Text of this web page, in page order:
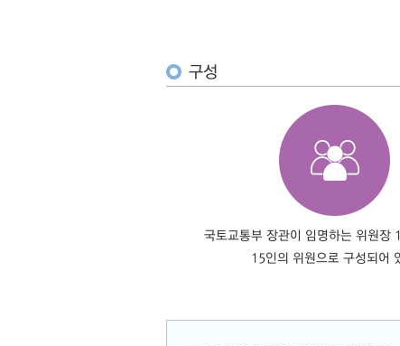
구성
국토교통부 장관이 임명하는 위원장
15인의 위원으로 구성되어